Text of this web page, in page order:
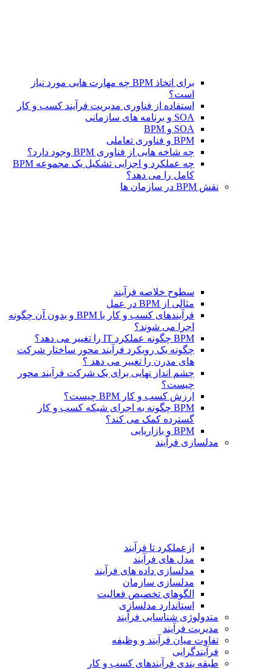
برای اتخاذ BPM چه مهارت هایی مورد نیاز
است؟
استفاده از فناوری مدیریت فرآیند کسب و کار
SOA و برنامه های سازمانی
SOA و BPM
BPM و فناوری تعاملی
چه شاخه هایی از فناوری BPM وجود دارد؟
چه عملکرد و اجزایی تشکیل یک مجموعه BPM
کامل را می دهد؟
نقش BPM در سازمان ها
سطوح خلاصه فرآیند
مثالی از BPM در عمل
فرآیندهای کسب و کار با BPM و بدون آن چگونه
اجرا می شوند؟
BPM چگونه عملکرد IT را تغییر می دهد؟
چگونه یک رویکرد فرآیند محور ساختار شرکت
های مدرن را تغییر می دهد ؟
چشم انداز نهایی برای یک شرکت فرآیند محور
چیست؟
ارزش کسب و کار BPM چیست؟
BPM چگونه به اجرای شبکه کسب و کار
گسترده کمک می کند؟
BPM و بازاریابی
مدلسازی فرآیند
ازعملکرد تا فرآیند
مدل های فرآیند
مدلسازی داده های فرآیند
مدلسازی سازمان
الگوهای تخصیص فعالیت
استاندارد مدلسازی
متدولوژی شناسایی فرآیند
مدیریت فرآیند
تفاوت میان فرآیند و وظیفه
فرآیندگرایی
طبقه بندی فرآیندهای كسب و كار